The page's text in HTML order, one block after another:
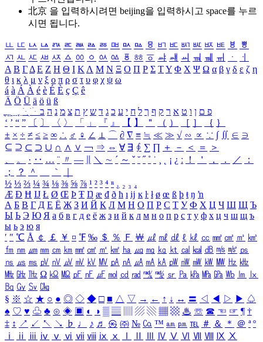
北京 을 입력하시려면 beijing을 입력하시고 space를 누르
시면 됩니다.
ㅥ ㅦ ㅧ ㅨ ㅩ ㅪ ㅫ ㅬ ㅭ ㅮ ㅯ ㅰ ㅱ ㅲ ㅳ ㅴ ㅵ ㅶ ㅷ ㅸ
ㅹ
ㅺ ㅻ ㅼ ㅽ ㅾ ㅿ ㆀ ㆁ ㆂ ㆃ ㆄ ㆅ ㆆ ㆇ ㆈ ㆉ ㆊ ㆋ ㆌ ㆍ
ㆎ
Α Β ΓΔ Ε Ζ Η Θ Ι ΚΛ Μ Ν Ξ Ο Π Ρ Σ ΤΥ Φ Χ Ψ Ω α β γ δ ε ζ η
θ ι κ λ μ ν ξ ο π ρ σ τ υ φ χ ψ ω
á à Á À é è É È ç Ç ê
Ä Ö Ü ä ö ü ß
ִֶֹ ֻּ ׁׂ פ ם ן ו ט א ר ק ף ך ל ח י ע כ ג ד ש ץ ת צ מ נ ה ב
‘ ’ “ ” 〔 〕 〈 〉 「 」 『 』 【 】 ＂ （ ） ［ ］ ｛ ｝
± × ÷ ≠ ≤ ≥ ∞ ∴ ♂ ♀ ∠ ⊥ ⌒ ∂ ∇ ≡ ≒ ≪ ≫ √ ∽ ∝ ∵ ∫ ∬ ∈ ∋
⊆ ⊇ ⊂ ⊃ ∪ ∩ ∧ ∨ ￢ ⇒ ⇔ ∀ ∃ ∮ ∑ ∏ ＋ － ＜ ＝
＞
、
。 · ‥ … ¨ 〃 ― ＼ ∼ ´ ～ ˇ ˘ ˝ ˚ ˙ ¸ ¡ ¿ ː ！ ＇ ， ． ／
：
；
？ ＾ ｀
½ ⅓ ⅔ ¼ ¾ ⅛ ⅜ ⅝ ⅞ ¹ ² ³ ⁴ ⁿ ₁ ₂ ₃ ₄
Æ Ð Ħ Ĳ Ł Ø Œ Þ Ŧ Ŋ æ đ ð ħ ı ĳ ĸ ŀ ł ø œ ß þ ŧ ŋ ŉ
А Б В Г Д Е Ё Ж З И Й К Л М Н О П Р С Т У Ф Х Ц Ч Ш Щ Ъ
Ы Ь Э Ю Я а б в г д е ё ж з и й к л м н о п р с т у ф х ц ч ш щ ъ
ы ь э ю я
′ ″ ℃ Å ￠ ￡ ￥ ¤ ℉ ‰ ＄ ％ Ｆ ￦ ㎕ ㎖ ㎗ ℓ ㎘ ㏄ ㎣ ㎤ ㎥ ㎦
㎙ ㎚ ㎛ ㎜ ㎝ ㎞ ㎟ ㎠ ㎡ ㎢ ㏊ ㎍ ㎎ ㎏ ㏏ ㎈ ㎉ ㏈ ㎧ ㎨ ㎰
㎱ ㎲ ㎳ ㎴ ㎵ ㎶ ㎷ ㎸ ㎹ ㎀ ㎁ ㎂ ㎃ ㎄ ㎺ ㎻ ㎽ ㎾ ㎿ ㎐ ㎑
㎒ ㎓ ㎔ Ω ㏀ ㏁ ㎊ ㎋ ㎌ ㏖ ㏅ ㎭ ㎮ ㎯ ㏛ ㎩ ㎪ ㎫ ㎬ ㏝ ㏐
㏓
㏃ ㏉ ㏜ ㏆
§ ※ ☆ ★ ○ ● ◎ ◇ ◆ □ ■ △ ▽ → ← ↑ ↓ ↔ 〓 ◁ ◀ ▷ ▶ ♤
♠ ♡ ♥ ♧ ♣ ⊙ ◈ ▣ ◐ ◑ ▒ ▤ ▨ ▧ ▦ ▩ ♨ ☏ ☎ ☜ ☞ ¶ †
‡ ↕ ↗ ↙ ↖ ↘ ♭ ♩ ♪ ♬ ㉿ ㈜ № ㏇ ™ ㏂ ㏘ ℡ ＃ ＆ ＊ ＠ ª º
ⅰ
ⅱ ⅲ ⅳ ⅴ ⅵ ⅶ ⅷ ⅸ ⅹ Ⅳ Ⅴ Ⅵ Ⅶ Ⅷ Ⅸ Ⅹ